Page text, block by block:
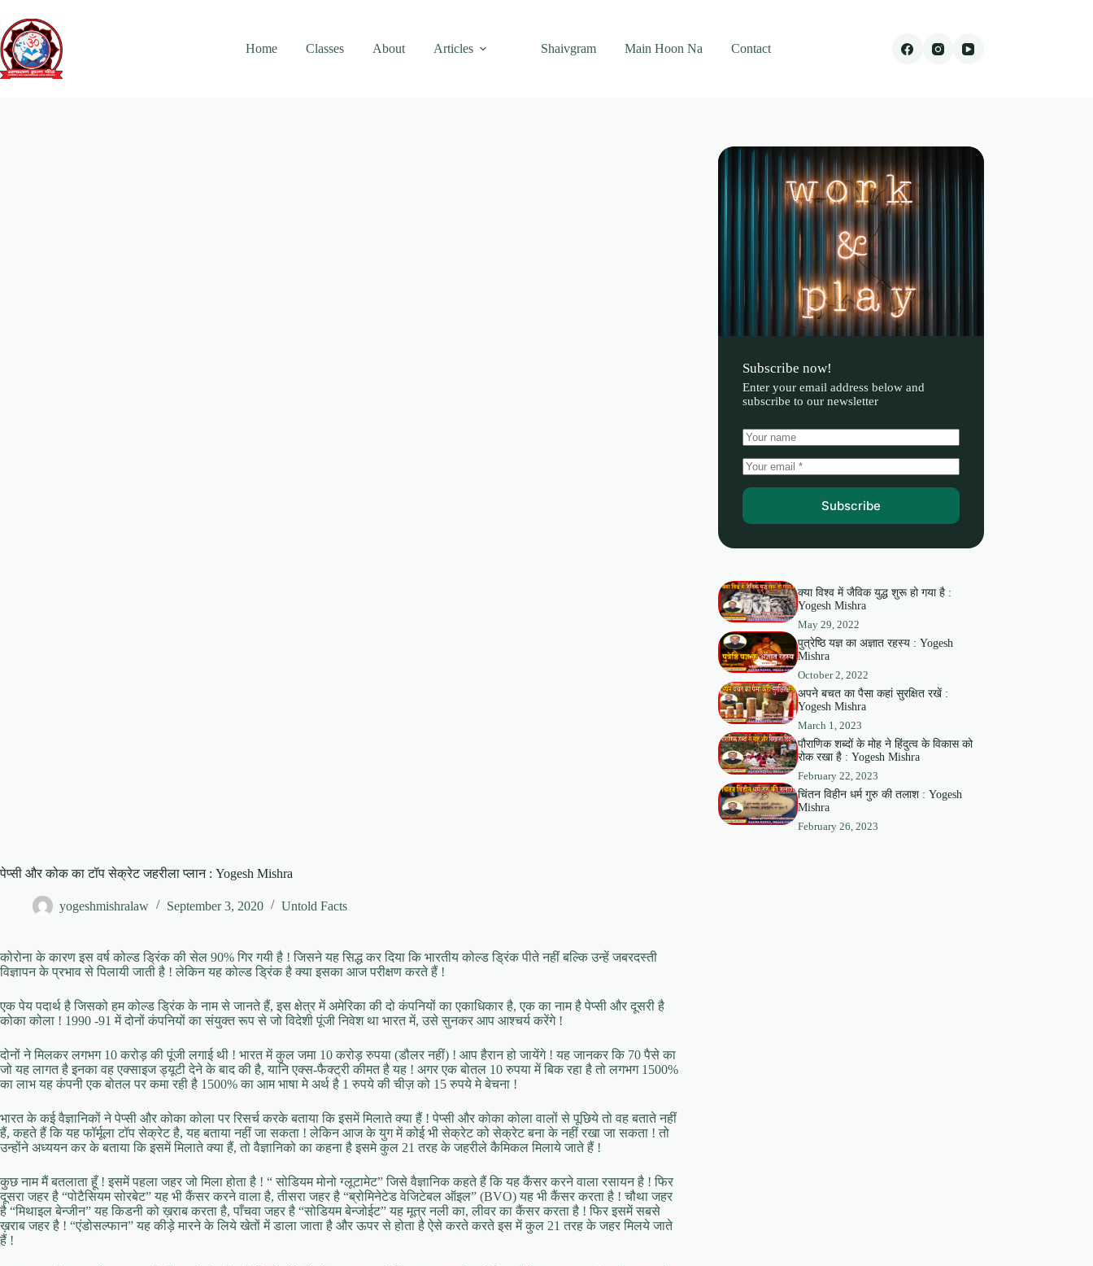
content
Home
Classes About Articles Shaivgram Main Hoon Na Contact
पेप्सी और कोक का टॉप सेक्रेट जहरीला प्लान : Yogesh Mishra
yogeshmishralaw September 3, 2020 Untold Facts
कोरोना के कारण इस वर्ष कोल्ड ड्रिंक की सेल 90% गिर गयी है ! जिसने यह सिद्ध कर दिया कि भारतीय कोल्ड ड्रिंक पीते नहीं बल्कि उन्हें जबरदस्ती
विज्ञापन के प्रभाव से पिलायी जाती है ! लेकिन यह कोल्ड ड्रिंक है क्या इसका आज परीक्षण करते हैं !
एक पेय पदार्थ है जिसको हम कोल्ड ड्रिंक के नाम से जानते हैं, इस क्षेत्र में अमेरिका की दो कंपनियों का एकाधिकार है, एक का नाम है पेप्सी और दूसरी है
कोका कोला ! 1990 -91 में दोनों कंपनियों का संयुक्त रूप से जो विदेशी पूंजी निवेश था भारत में, उसे सुनकर आप आश्चर्य करेंगे !
दोनों ने मिलकर लगभग 10 करोड़ की पूंजी लगाई थी ! भारत में कुल जमा 10 करोड़ रुपया (डौलर नहीं) ! आप हैरान हो जायेंगे ! यह जानकर कि 70 पैसे का
जो यह लागत है इनका वह एक्साइज ड्यूटी देने के बाद की है, यानि एक्स-फैक्ट्री कीमत है यह ! अगर एक बोतल 10 रुपया में बिक रहा है तो लगभग 1500%
का लाभ यह कंपनी एक बोतल पर कमा रही है 1500% का आम भाषा मे अर्थ है 1 रुपये की चीज़ को 15 रुपये मे बेचना !
भारत के कई वैज्ञानिकों ने पेप्सी और कोका कोला पर रिसर्च करके बताया कि इसमें मिलाते क्या हैं ! पेप्सी और कोका कोला वालों से पूछिये तो वह बताते नहीं
हैं, कहते हैं कि यह फॉर्मूला टॉप सेक्रेट है, यह बताया नहीं जा सकता ! लेकिन आज के युग में कोई भी सेक्रेट को सेक्रेट बना के नहीं रखा जा सकता ! तो
उन्होंने अध्ययन कर के बताया कि इसमें मिलाते क्या हैं, तो वैज्ञानिको का कहना है इसमे कुल 21 तरह के जहरीले कैमिकल मिलाये जाते हैं !
कुछ नाम मैं बतलाता हूँ ! इसमें पहला जहर जो मिला होता है ! “ सोडियम मोनो ग्लूटामेट” जिसे वैज्ञानिक कहते हैं कि यह कैंसर करने वाला रसायन है ! फिर
दूसरा जहर है “पोटैसियम सोरबेट” यह भी कैंसर करने वाला है, तीसरा जहर है “ब्रोमिनेटेड वेजिटेबल ऑइल” (BVO) यह भी कैंसर करता है ! चौथा जहर
है “मिथाइल बेन्जीन” यह किडनी को ख़राब करता है, पाँचवा जहर है “सोडियम बेन्जोईट” यह मूत्र नली का, लीवर का कैंसर करता है ! फिर इसमें सबसे
ख़राब जहर है ! “एंडोसल्फान” यह कीड़े मारने के लिये खेतों में डाला जाता है और ऊपर से होता है ऐसे करते करते इस में कुल 21 तरह के जहर मिलये जाते
हैं !
Subscribe now!
Enter your email address below and
subscribe to our newsletter
Subscribe
क्या विश्व में जैविक युद्ध शुरू हो गया है :
Yogesh Mishra
May 29, 2022
पुत्रेष्ठि यज्ञ का अज्ञात रहस्य : Yogesh
Mishra
October 2, 2022
अपने बचत का पैसा कहां सुरक्षित रखें :
Yogesh Mishra
March 1, 2023
पौराणिक शब्दों के मोह ने हिंदुत्व के विकास को
रोक रखा है : Yogesh Mishra
February 22, 2023
चिंतन विहीन धर्म गुरु की तलाश : Yogesh
Mishra
February 26, 2023